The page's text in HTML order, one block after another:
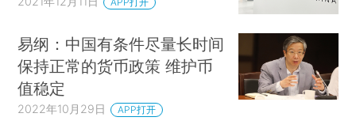
易纲：中国有条件尽量长时间
保持正常的货币政策 维护币
值稳定
2022年10月29日 APP打开